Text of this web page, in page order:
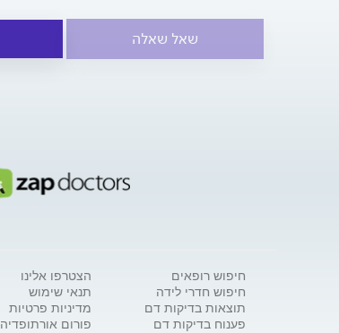
שאל שאלה
חיפוש רופאים
חיפוש חדרי לידה
תוצאות בדיקות דם
פענוח בדיקות דם
הצטרפו אלינו
תנאי שימוש
מדיניות פרטיות
פורום אורתופדיה